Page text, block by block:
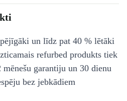
un līdz pat 40 % lētāki
refurbed produkts tiek
garantiju un 30 dienu
bez jebkādiem